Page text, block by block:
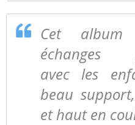
Cet
échanges
avec les
beau
et haut en